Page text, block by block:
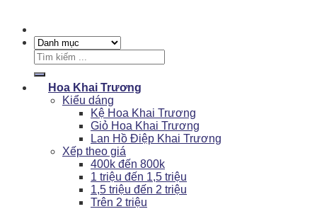
Tìm
kiếm:
Hoa Khai Trương
Kiểu dáng
Kệ Hoa Khai Trương
Giỏ Hoa Khai Trương
Lan Hồ Điệp Khai Trương
Xếp theo giá
400k đến 800k
1 triệu đến 1,5 triệu
1,5 triệu đến 2 triệu
Trên 2 triệu